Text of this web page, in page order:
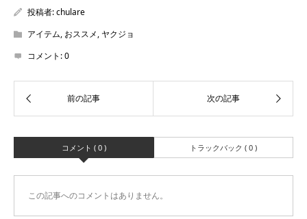
投稿者:chulare
アイテム, おススメ, ヤクジョ
コメント:0
コメント ( 0 ) トラックバック ( 0 )
この記事へのコメントはありません。